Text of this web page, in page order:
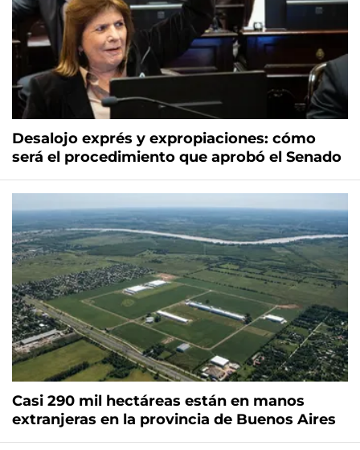
Desalojo exprés y expropiaciones: cómo
será el procedimiento que aprobó el Senado
Casi 290 mil hectáreas están en manos
extranjeras en la provincia de Buenos Aires